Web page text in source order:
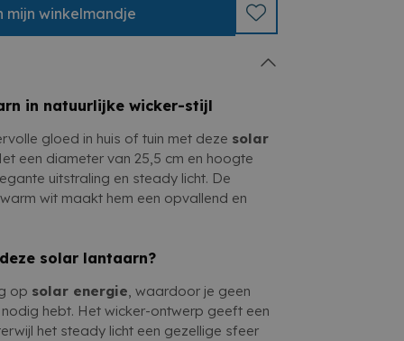
te plaatsen
combineert duurzaamheid, stijl en
warme, sfeervolle en natuurlijke touch
mijn winkelmandje
in natuurlijke wicker-stijl
gloed in huis of tuin met deze solar
een diameter van 25,5 cm en hoogte
uitstraling en steady licht. De
wit maakt hem een opvallend en
solar lantaarn?
op solar energie, waardoor je geen
hebt. Het wicker-ontwerp geeft een
het steady licht een gezellige sfeer